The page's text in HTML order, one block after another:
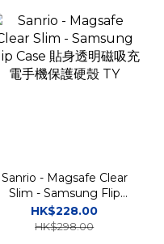
Sanrio - Magsafe Clear
Slim - Samsung Flip
Case 貼身透明磁吸充電
手機保護硬殼 TY
HK$228.00
HK$298.00